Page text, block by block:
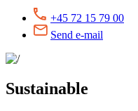
+45 72 15 79 00
Send e-mail
Sustainable